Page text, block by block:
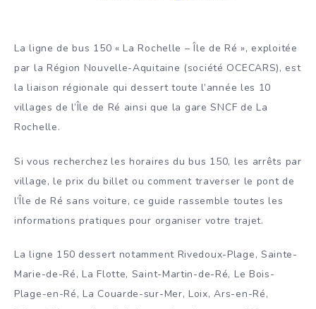
La ligne de bus 150 « La Rochelle – Île de Ré », exploitée
par la Région Nouvelle-Aquitaine (société OCECARS), est
la liaison régionale qui dessert toute l’année les 10
villages de l’Île de Ré ainsi que la gare SNCF de La
Rochelle.
Si vous recherchez les horaires du bus 150, les arrêts par
village, le prix du billet ou comment traverser le pont de
l’Île de Ré sans voiture, ce guide rassemble toutes les
informations pratiques pour organiser votre trajet.
La ligne 150 dessert notamment Rivedoux-Plage, Sainte-
Marie-de-Ré, La Flotte, Saint-Martin-de-Ré, Le Bois-
Plage-en-Ré, La Couarde-sur-Mer, Loix, Ars-en-Ré,